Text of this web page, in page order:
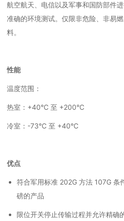
航空航天、电信以及军事和国防部件
准确的环境测试。仅限非危险、非易
料。
性能
温度范围：
热室：+40°C 至 +200°C
冷室：-73°C 至 +40°C
优点
符合军用标准 202G 方法 107G 条
磅的产品
限位开关停止传输过程并允许精确